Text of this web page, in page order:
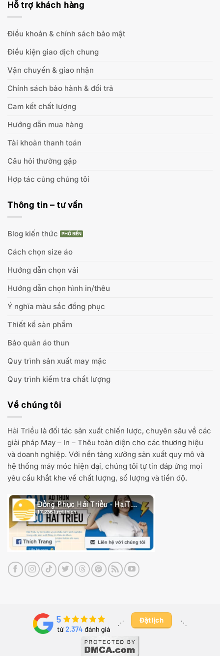
Hỗ trợ khách hàng
Điều khoản & chính sách bảo mật
Điều kiện giao dịch chung
Vận chuyển & giao nhận
Chính sách bảo hành & đổi trả
Cam kết chất lượng
Hướng dẫn mua hàng
Tài khoản thanh toán
Câu hỏi thường gặp
Hợp tác cùng chúng tôi
Thông tin – tư vấn
Blog kiến thức
Cách chọn size áo
Hướng dẫn chọn vải
Hướng dẫn chọn hình in/thêu
Ý nghĩa màu sắc đồng phục
Thiết kế sản phẩm
Bảo quản áo thun
Quy trình sản xuất may mặc
Quy trình kiểm tra chất lượng
Về chúng tôi
Hải Triều là đối tác sản xuất chiến lược, chuyên sâu về các
giải pháp May – In – Thêu toàn diện cho các thương hiệu
và doanh nghiệp. Với nền tảng xưởng sản xuất quy mô và
hệ thống máy móc hiện đại, chúng tôi tự tin đáp ứng mọi
yêu cầu khắt khe về chất lượng, số lượng và tiến độ.
⋰ ​ Đặt lịch ⋱